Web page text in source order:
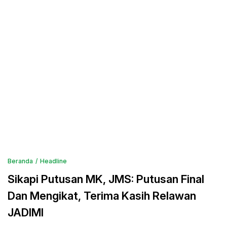
Beranda Headline
Sikapi Putusan MK, JMS: Putusan Final
Dan Mengikat, Terima Kasih Relawan
JADIMI